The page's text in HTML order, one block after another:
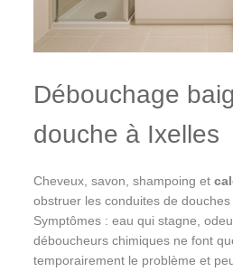
Débouchage
douche à Ixelles
Cheveux, savon, shampoing et
obstruer les conduites de
Symptômes : eau qui stagne,
déboucheurs chimiques ne font
temporairement le problème et